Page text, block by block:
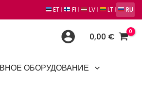
ET | FI | LV | LT | RU
0,00 €
ОБОРУДОВАНИЕ